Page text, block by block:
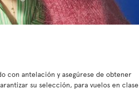
con antelación y asegúrese de obtener
su selección, para vuelos en clase